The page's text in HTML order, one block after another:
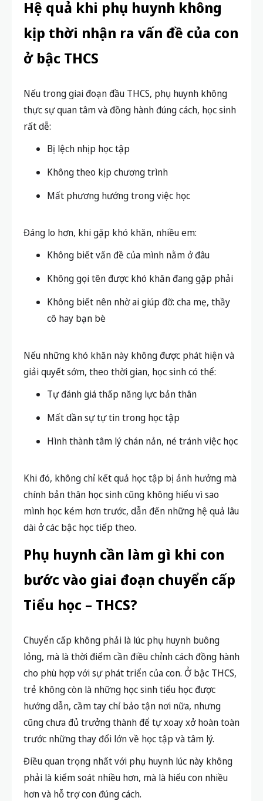
Hệ quả khi phụ huynh không
kịp thời nhận ra vấn đề của con
ở bậc THCS
Nếu trong giai đoạn đầu THCS, phụ huynh không
thực sự quan tâm và đồng hành đúng cách, học sinh
rất dễ:
Bị lệch nhịp học tập
Không theo kịp chương trình
Mất phương hướng trong việc học
Đáng lo hơn, khi gặp khó khăn, nhiều em:
Không biết vấn đề của mình nằm ở đâu
Không gọi tên được khó khăn đang gặp phải
Không biết nên nhờ ai giúp đỡ: cha mẹ, thầy
cô hay bạn bè
Nếu những khó khăn này không được phát hiện và
giải quyết sớm, theo thời gian, học sinh có thể:
Tự đánh giá thấp năng lực bản thân
Mất dần sự tự tin trong học tập
Hình thành tâm lý chán nản, né tránh việc học
Khi đó, không chỉ kết quả học tập bị ảnh hưởng mà
chính bản thân học sinh cũng không hiểu vì sao
mình học kém hơn trước, dẫn đến những hệ quả lâu
dài ở các bậc học tiếp theo.
Phụ huynh cần làm gì khi con
bước vào giai đoạn chuyển cấp
Tiểu học – THCS?
Chuyển cấp không phải là lúc phụ huynh buông
lỏng, mà là thời điểm cần điều chỉnh cách đồng hành
cho phù hợp với sự phát triển của con. Ở bậc THCS,
trẻ không còn là những học sinh tiểu học được
hướng dẫn, cầm tay chỉ bảo tận nơi nữa, nhưng
cũng chưa đủ trưởng thành để tự xoay xở hoàn toàn
trước những thay đổi lớn về học tập và tâm lý.
Điều quan trọng nhất với phụ huynh lúc này không
phải là kiểm soát nhiều hơn, mà là hiểu con nhiều
hơn và hỗ trợ con đúng cách.